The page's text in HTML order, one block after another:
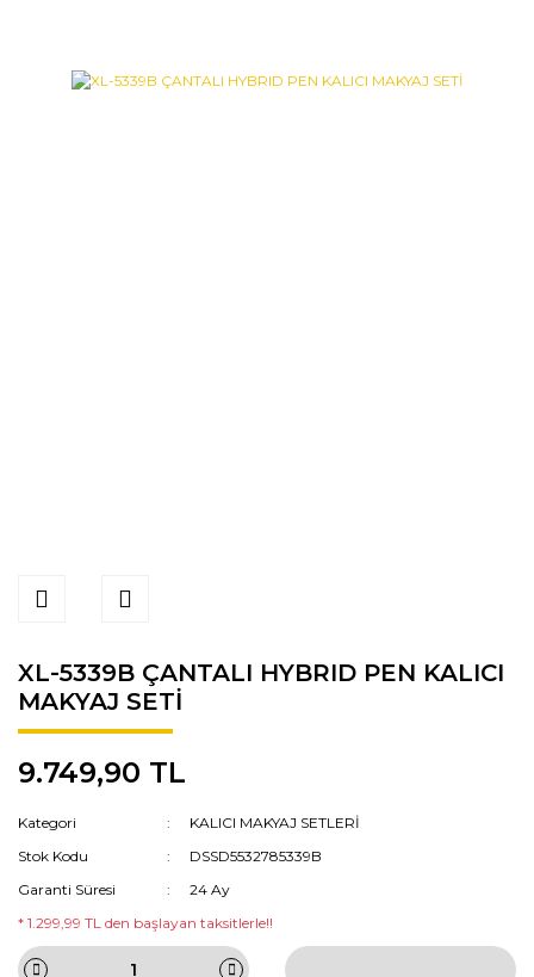
XL-5339B ÇANTALI HYBRID PEN KALICI
MAKYAJ SETİ
9.749,90 TL
Kategori
KALICI MAKYAJ SETLERİ
Stok Kodu
DSSD5532785339B
Garanti Süresi
24 Ay
* 1.299,99 TL den başlayan taksitlerle!!